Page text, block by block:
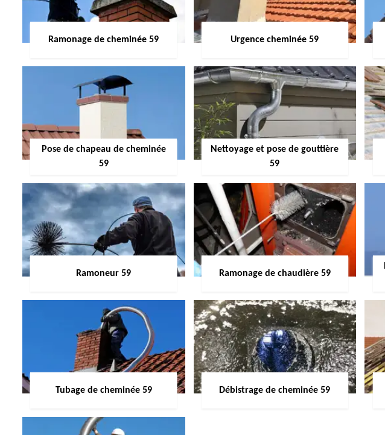
Ramonage de cheminée 59 Urgence cheminée 59
Pose de chapeau de cheminée
59
Nettoyage et pose de gouttière
59
Ramoneur 59 Ramonage de chaudière 59
Tubage de cheminée 59 Débistrage de cheminée 59